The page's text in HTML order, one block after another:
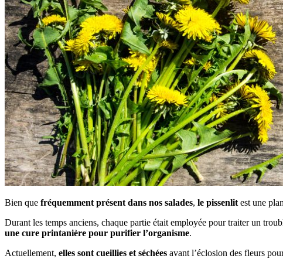
Bien que fréquemment présent dans nos salades, le pissenlit est une
Durant les temps anciens, chaque partie était employée pour traiter un
une cure printanière pour purifier l’organisme.
Actuellement, elles sont cueillies et séchées avant l’éclosion des fleurs